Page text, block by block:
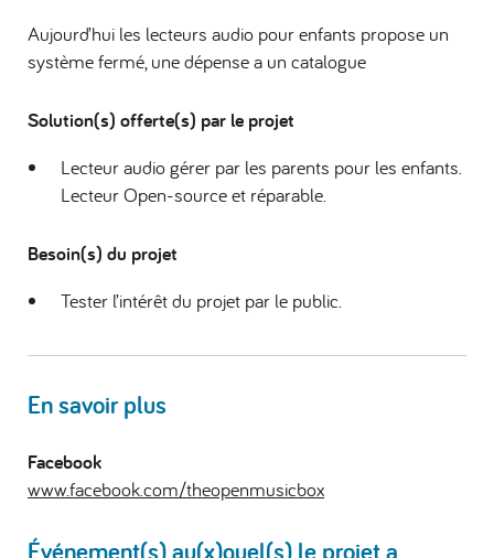
Aujourd’hui les lecteurs audio pour enfants propose un
système fermé, une dépense a un catalogue
Solution(s) offerte(s) par le projet
Lecteur audio gérer par les parents pour les enfants.
Lecteur Open-source et réparable.
Besoin(s) du projet
Tester l’intérêt du projet par le public.
En savoir plus
Facebook
www.facebook.com/theopenmusicbox
Événement(s) au(x)quel(s) le projet a